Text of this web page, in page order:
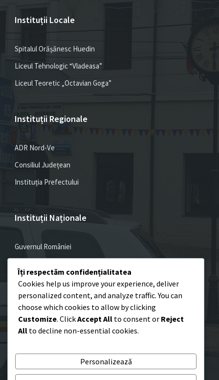
Instituții Locale
Spitalul Orășănesc Huedin
Liceul Tehnologic “Vladeasa”
Liceul Teoretic „Octavian Goga”
Instituții Regionale
ADR Nord-Ve
Consiliul Județean
Instituția Prefectului
Instituții Naționale
Guvernul României
Admin. Prezidențială
Email FacebookYouTube
© 2026 Poliția Locală Oraș Huedin
Îți respectăm confidențialitatea
Cookies help us improve your experience, deliver
personalized content, and analyze traffic. You can
choose which cookies to allow by clicking
Customize. ClickAccept All to consent or Reject
All to decline non-essential cookies.
Personalizează